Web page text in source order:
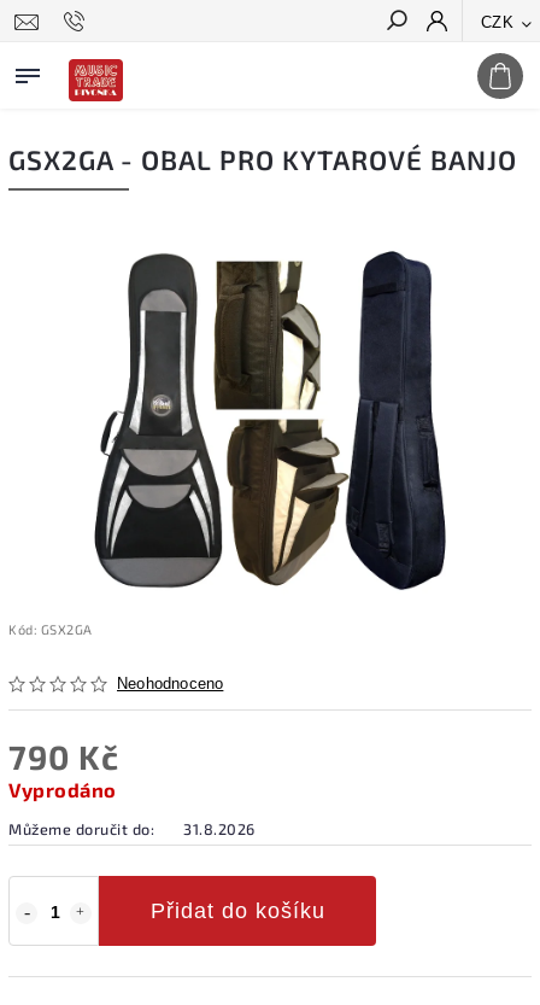
CZK
Hledat
GSX2GA - OBAL PRO KYTAROVÉ BANJO
Kód: GSX2GA
Neohodnoceno
790 Kč
Vyprodáno
Můžeme doručit do: 31.8.2026
Přidat do košíku